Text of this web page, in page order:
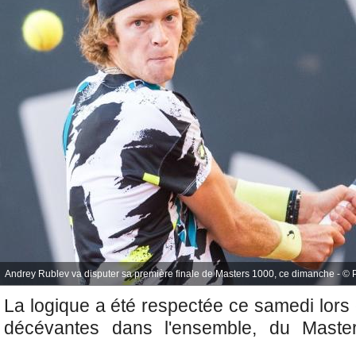
Andrey Rublev va disputer sa première finale de Masters 1000, ce dimanche - ©
La logique a été respectée ce samedi
décévantes dans l'ensemble, du